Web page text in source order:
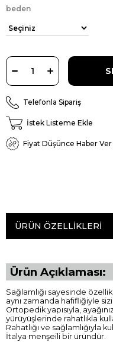
beden
Telefonla Sipariş
İstek Listeme Ekle
Fiyat Düşünce Haber Ver
ÜRÜN ÖZELLIKLERI
Ürün Açıklaması:
Sağlamlığı sayesinde
aynı zamanda hafifliğiyle
Ortopedik yapısıyla,
yürüyüşlerinde rahatlıkla
Rahatlığı ve sağlamlığıyla
İtalya menşeili bir üründür.